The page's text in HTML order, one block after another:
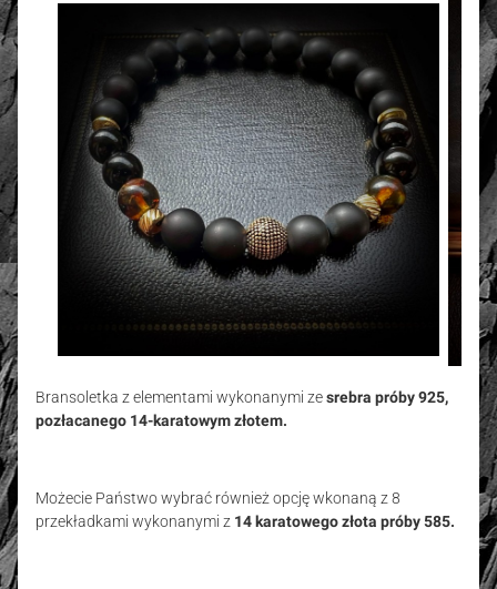
Bransoletka z elementami wykonanymi zesrebra próby 925,
pozłacanego 14-karatowym złotem.
Możecie Państwo wybrać również opcję wkonaną z8
przekładkami wykonanymi z 14 karatowego złota próby 585.